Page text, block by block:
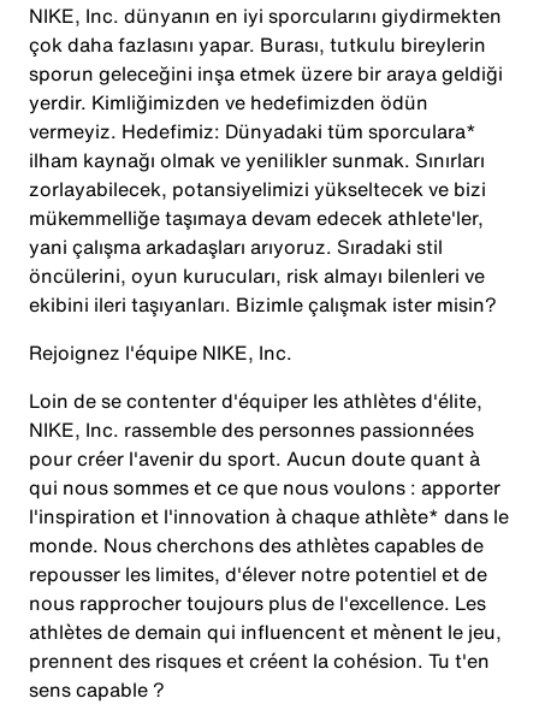
NIKE, Inc. dünyanın en iyi sporcularını giydirmekten
çok daha fazlasını yapar. Burası, tutkulu bireylerin
sporun geleceğini inşa etmek üzere bir araya geldiği
yerdir. Kimliğimizden ve hedefimizden ödün
vermeyiz. Hedefimiz: Dünyadaki tüm sporculara*
ilham kaynağı olmak ve yenilikler sunmak. Sınırları
zorlayabilecek, potansiyelimizi yükseltecek ve bizi
mükemmelliğe taşımaya devam edecek athlete'ler,
yani çalışma arkadaşları arıyoruz. Sıradaki stil
öncülerini, oyun kurucuları, risk almayı bilenleri ve
ekibini ileri taşıyanları. Bizimle çalışmak ister misin?
Rejoignez l'équipe NIKE, Inc.
Loin de se contenter d'équiper les athlètes d'élite,
NIKE, Inc. rassemble des personnes passionnées
pour créer l'avenir du sport. Aucun doute quant à
qui nous sommes et ce que nous voulons : apporter
l'inspiration et l'innovation à chaque athlète* dans le
monde. Nous cherchons des athlètes capables de
repousser les limites, d'élever notre potentiel et de
nous rapprocher toujours plus de l'excellence. Les
athlètes de demain qui influencent et mènent le jeu,
prennent des risques et créent la cohésion. Tu t'en
sens capable ?